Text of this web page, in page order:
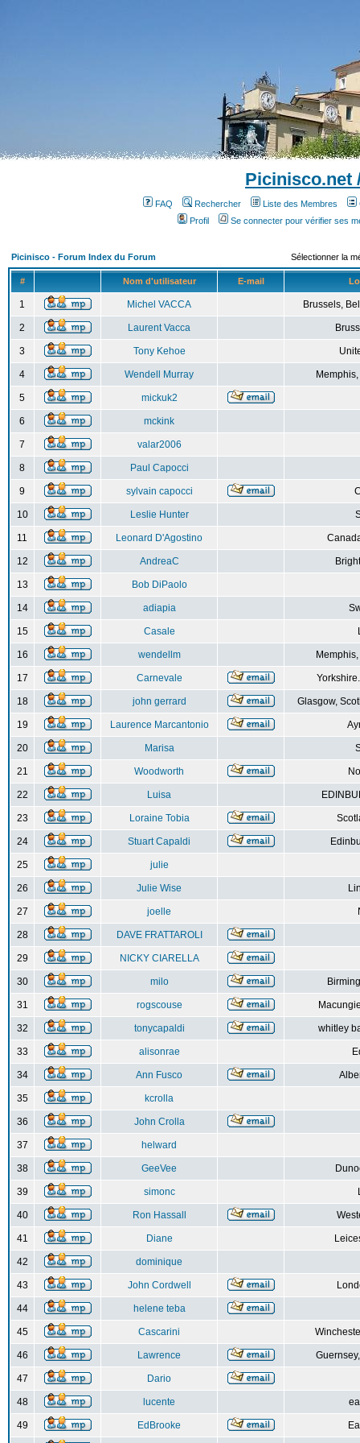
Picinisco.net
FAQ Rechercher Liste des Membres
Profil
Se connecter pour vérifier ses
Picinisco - Forum Index du Forum Sélectionner la
# Nom d'utilisateur E-mail
1 Michel VACCA Brussels,
2 Laurent Vacca
3 Tony Kehoe
4 Wendell Murray
5 mickuk2
6 mckink
7 valar2006
8 Paul Capocci
9 sylvain capocci
10 Leslie Hunter
11 Leonard D'Agostino
12 AndreaC
13 Bob DiPaolo
14 adiapia
15 Casale
16 wendellm
17 Carnevale
18 john gerrard Glasgow,
19 Laurence Marcantonio
20 Marisa
21 Woodworth
22 Luisa
23 Loraine Tobia
24 Stuart Capaldi
25 julie
26 Julie Wise
27 joelle
28 DAVE FRATTAROLI
29 NICKY CIARELLA
30 milo
31 rogscouse
32 tonycapaldi whitley
33 alisonrae
34 Ann Fusco
35 kcrolla
36 John Crolla
37 helward
38 GeeVee
39 simonc
40 Ron Hassall
41 Diane
42 dominique
43 John Cordwell
44 helene teba
45 Cascarini
46 Lawrence
47 Dario
48 lucente
49 EdBrooke